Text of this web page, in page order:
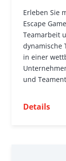
Erleben Sie
Escape
Teamarbeit
dynamische
in einer
und
Details